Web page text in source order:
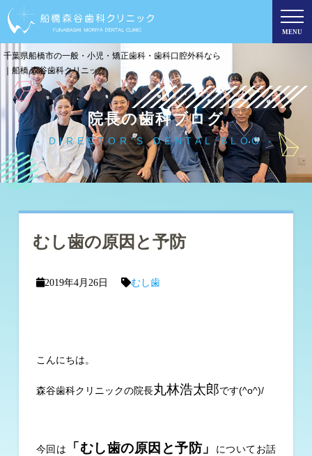
MENU
千葉県船橋市の一般・小児・矯正歯科・歯科口腔外科なら
｜船橋 森谷歯科クリニック
院長の歯科ブログ
DIRECTOR'S DENTAL BLOG
むし歯の原因と予防
2019年4月26日 むし歯
こんにちは。
森谷歯科クリニックの院長丸林浩太郎です(^o^)/
今回は 「むし歯の原因と予防」
についてお話